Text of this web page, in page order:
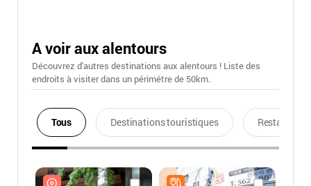
A voir aux alentours
Découvrez d'autres destinations aux alentours ! Liste des
endroits à visiter dans un périmétre de 50km.
Tous Destinations touristiques Restaurants